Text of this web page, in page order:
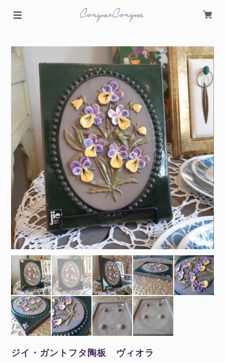
ジイ・ガントフタ陶板 ヴィオラ